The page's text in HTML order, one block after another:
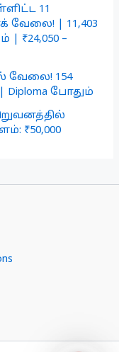
11
வேலை! | 11,403
| ₹24,050 –
வேலை! 154
Diploma போதும்
₹50,000